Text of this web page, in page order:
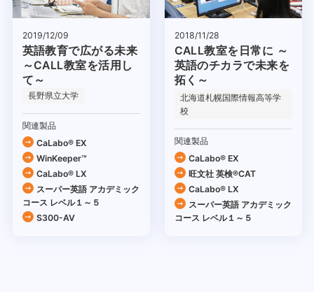
2019/12/09
英語教育で広がる未来
～CALL教室を活用し
て～
長野県立大学
関連製品
CaLabo® EX
WinKeeper™
CaLabo® LX
スーパー英語 アカデミック
コース レベル１～５
S300-AV
2018/11/28
CALL教室を日常に ～
英語のチカラで未来を
拓く～
北海道札幌国際情報高等学
校
関連製品
CaLabo® EX
旺文社 英検®CAT
CaLabo® LX
スーパー英語 アカデミック
コース レベル１～５